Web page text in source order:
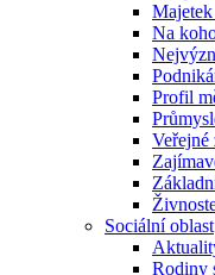
Na
Profil
Veřejné
Sociální oblast
Rodiny